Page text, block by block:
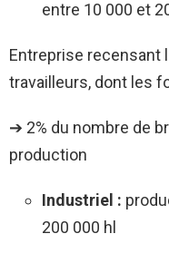
entre 10 000 et
Entreprise recensant
travailleurs, dont les
➔ 2% du nombre de
production
Industriel :
200 000 hl